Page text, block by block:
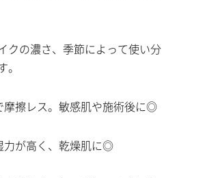
クの濃さ、季節によって使い分
摩擦レス。敏感肌や施術後に◎
力が高く、乾燥肌に◎